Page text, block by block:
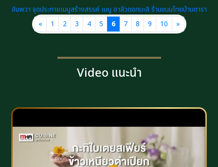
อัมพวา จุดประกายเมนูสร้างสรรค์ เมนู อาลัวดอกมะลิ ร้านขนมไทยบ้านดารา
«
1 2 3 4 5 6 7 8 9 10 »
Video แนะนำ